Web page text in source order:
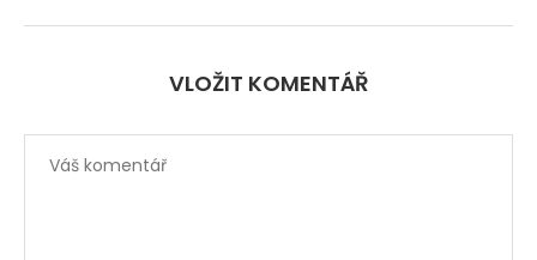
VLOŽIT KOMENTÁŘ